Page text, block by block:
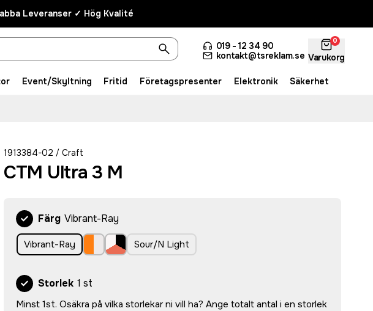
Leveranser ✓ Hög Kvalité
019 - 12 34 90
kontakt@tsreklam.se
0
Varukorg
Event/Skyltning Fritid Företagspresenter Elektronik Säkerhet
1913384-02 / Craft
CTM Ultra 3 M
Färg Vibrant-Ray
Vibrant-Ray Sour/N Light
Storlek 1 st
Minst 1st. Osäkra på vilka storlekar ni vill ha? Ange totalt antal i en storlek